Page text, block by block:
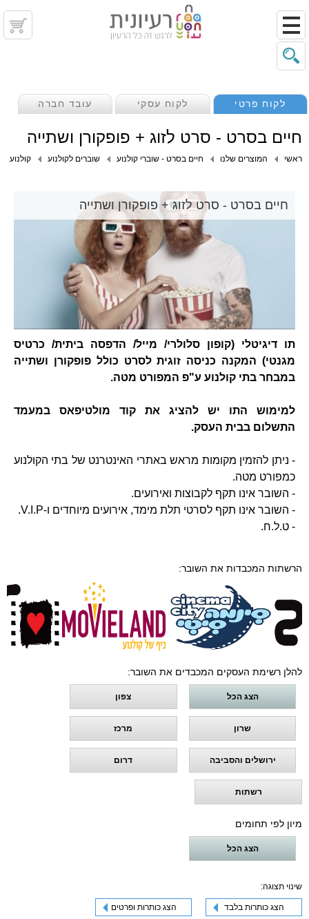
לקוח פרטי לקוח עסקי עובד חברה
חיים בסרט - סרט לזוג + פופקורן ושתייה
ראשי המוצרים שלנו חיים בסרט - שוברי קולנוע שוברים לקולנוע קולנוע
חיים בסרט - סרט לזוג + פופקורן ושתייה
תו דיגיטלי (קופון סלולרי/ מייל/ הדפסה ביתית/ כרטיס
מגנטי) המקנה כניסה זוגית לסרט כולל פופקורן ושתייה
במבחר בתי קולנוע ע"פ המפורט מטה.
למימוש התו יש להציג את קוד מולטיפאס במעמד
התשלום בבית העסק.
- ניתן להזמין מקומות מראש באתרי האינטרנט של בתי הקולנוע
כמפורט מטה.
- השובר אינו תקף לקבוצות ואירועים.
- השובר אינו תקף לסרטי תלת מימד, אירועים מיוחדים ו-V.I.P.
- ט.ל.ח.
הרשתות המכבדות את השובר:
להלן רשימת העסקים המכבדים את השובר:
הצג הכל צפון
שרון מרכז
ירושלים והסביבה דרום
רשתות
מיון לפי תחומים
הצג הכל
שינוי תצוגה:
הצג כותרות בלבד הצג כותרות ופרטים